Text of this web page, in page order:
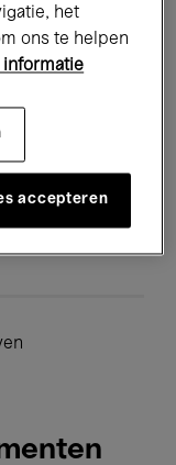
Global Music
het
ons te helpen
informatie
accepteren